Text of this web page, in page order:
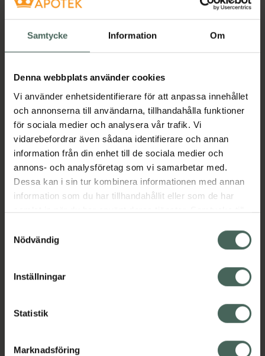
Samtycke Information Om
Denna webbplats använder cookies
Vi använder enhetsidentifierare för att anpassa innehållet
och annonserna till användarna, tillhandahålla funktioner
för sociala medier och analysera vår trafik. Vi
vidarebefordrar även sådana identifierare och annan
information från din enhet till de sociala medier och
annons- och analysföretag som vi samarbetar med.
Dessa kan i sin tur kombinera informationen med annan
information som du har tillhandahållit eller som de har
samlat in när du har använt deras tjänster. Samtycke till
återkalla ditt samtycke via webbplatsens
cookieinställningar. Ett återkallat samtycke påverkar inte
lagligheten av behandling som skett innan återkallelsen.
Nödvändig
Inställningar
Statistik
Marknadsföring
Köp via ditt recept
Aktuella erbjudanden
Beskrivning Dölj
Läs alltid bipacksedeln innan
användning.
EAN:06432100048844
syd till Lappland i norr, och online i mobilen och på
hjälpa just dig att må lite bättre. Välkommen att prata